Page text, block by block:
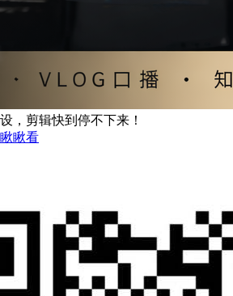
，剪辑快到停不下来！
瞅看